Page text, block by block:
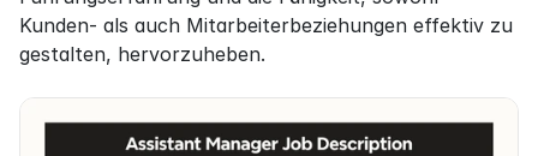
Kunden- als auch Mitarbeiterbeziehungen effektiv zu
gestalten, hervorzuheben.